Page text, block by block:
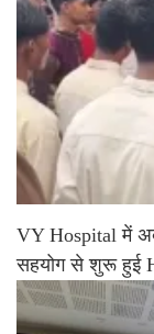
VY Hospital में
सहयोग से शुरू हुई